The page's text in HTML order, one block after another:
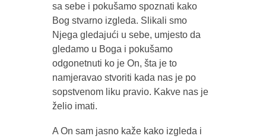
sa sebe i pokušamo spoznati kako
Bog stvarno izgleda. Slikali smo
Njega gledajući u sebe, umjesto da
gledamo u Boga i pokušamo
odgonetnuti ko je On, šta je to
namjeravao stvoriti kada nas je po
sopstvenom liku pravio. Kakve nas je
želio imati.
A On sam jasno kaže kako izgleda i